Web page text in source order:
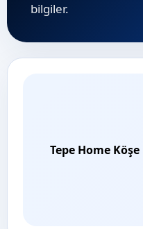
bilgiler.
Tepe Home